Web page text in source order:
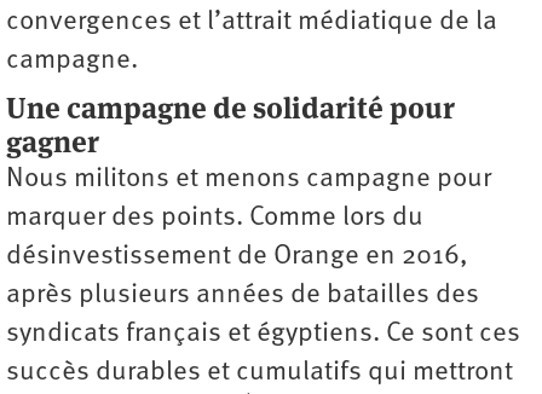
convergences et l’attrait médiatique de la
campagne.
Une campagne de solidarité pour
gagner
Nous militons et menons campagne pour
marquer des points. Comme lors du
désinvestissement de Orange en 2016,
après plusieurs années de batailles des
syndicats français et égyptiens. Ce sont ces
succès durables et cumulatifs qui mettront